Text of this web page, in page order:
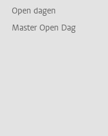
Open dagen
Master Open Dag